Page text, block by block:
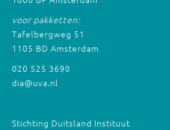
voor pakketten:
Tafelbergweg 51
1105 BD Amsterdam
020 525 3690
dia@uva.nl
Stichting Duitsland Instituut